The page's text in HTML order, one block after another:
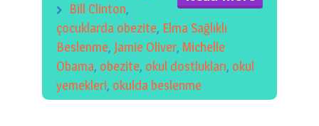
Bill Clinton,
çocuklarda obezite, Elma Sağlıklı
Beslenme, Jamie Oliver, Michelle
Obama, obezite, okul dostlukları, okul
yemekleri, okulda beslenme